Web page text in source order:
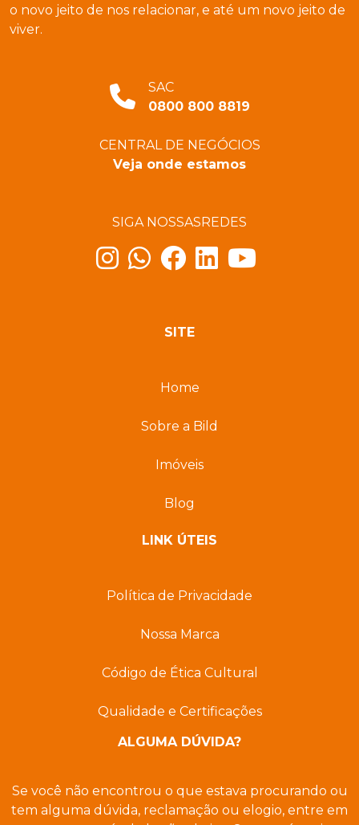
o novo jeito de nos relacionar, e até um novo jeito de
viver.
SAC
0800 800 8819
CENTRAL DE NEGÓCIOS
Veja onde estamos
SIGA NOSSASREDES
SITE
Home
Sobre a Bild
Imóveis
Blog
LINK ÚTEIS
Política de Privacidade
Nossa Marca
Código de Ética Cultural
Qualidade e Certificações
ALGUMA DÚVIDA?
Se você não encontrou o que estava procurando ou
tem alguma dúvida, reclamação ou elogio, entre em